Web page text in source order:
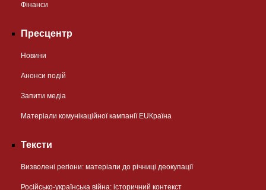
Фінанси
Пресцентр
Новини
Анонси подій
Запити медіа
Матеріали комунікаційної кампанії EUКраїна
Тексти
Визволені регіони: матеріали до річниці деокупації
Російсько-українська війна: історичний контекст